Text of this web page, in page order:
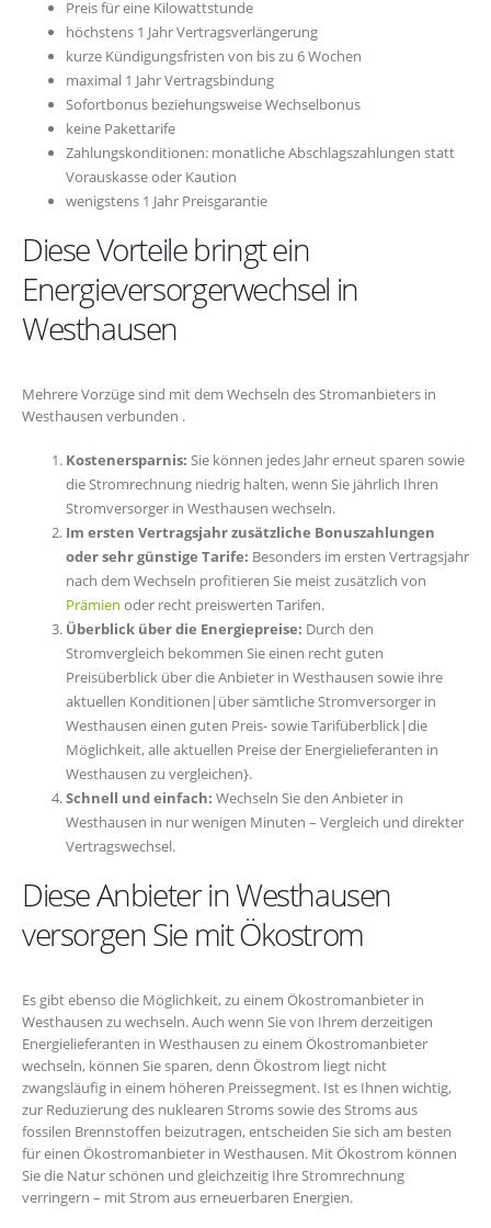
Preis für eine Kilowattstunde
höchstens 1 Jahr Vertragsverlängerung
kurze Kündigungsfristen von bis zu 6 Wochen
maximal 1 Jahr Vertragsbindung
Sofortbonus beziehungsweise Wechselbonus
keine Pakettarife
Zahlungskonditionen: monatliche Abschlagszahlungen statt
Vorauskasse oder Kaution
wenigstens 1 Jahr Preisgarantie
Diese Vorteile bringt ein
Energieversorgerwechsel in
Westhausen
Mehrere Vorzüge sind mit dem Wechseln des Stromanbieters in
Westhausen verbunden .
Kostenersparnis: Sie können jedes Jahr erneut sparen sowie
die Stromrechnung niedrig halten, wenn Sie jährlich Ihren
Stromversorger in Westhausen wechseln.
Im ersten Vertragsjahr zusätzliche Bonuszahlungen
oder sehr günstige Tarife: Besonders im ersten Vertragsjahr
nach dem Wechseln profitieren Sie meist zusätzlich von
Prämien oder recht preiswerten Tarifen.
Überblick über die Energiepreise: Durch den
Stromvergleich bekommen Sie einen recht guten
Preisüberblick über die Anbieter in Westhausen sowie ihre
aktuellen Konditionen|über sämtliche Stromversorger in
Westhausen einen guten Preis- sowie Tarifüberblick|die
Möglichkeit, alle aktuellen Preise der Energielieferanten in
Westhausen zu vergleichen}.
Schnell und einfach: Wechseln Sie den Anbieter in
Westhausen in nur wenigen Minuten – Vergleich und direkter
Vertragswechsel.
Diese Anbieter in Westhausen
versorgen Sie mit Ökostrom
Es gibt ebenso die Möglichkeit, zu einem Ökostromanbieter in
Westhausen zu wechseln. Auch wenn Sie von Ihrem derzeitigen
Energielieferanten in Westhausen zu einem Ökostromanbieter
wechseln, können Sie sparen, denn Ökostrom liegt nicht
zwangsläufig in einem höheren Preissegment. Ist es Ihnen wichtig,
zur Reduzierung des nuklearen Stroms sowie des Stroms aus
fossilen Brennstoffen beizutragen, entscheiden Sie sich am besten
für einen Ökostromanbieter in Westhausen. Mit Ökostrom können
Sie die Natur schönen und gleichzeitig Ihre Stromrechnung
verringern – mit Strom aus erneuerbaren Energien.